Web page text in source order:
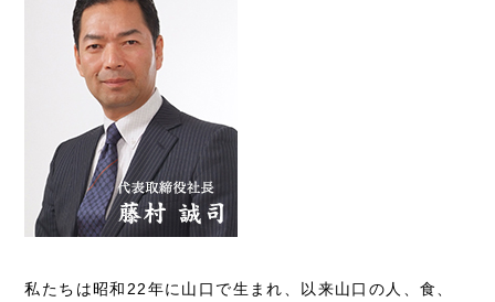
私たちは昭和22年に山口で生まれ、以来山口の人、食、